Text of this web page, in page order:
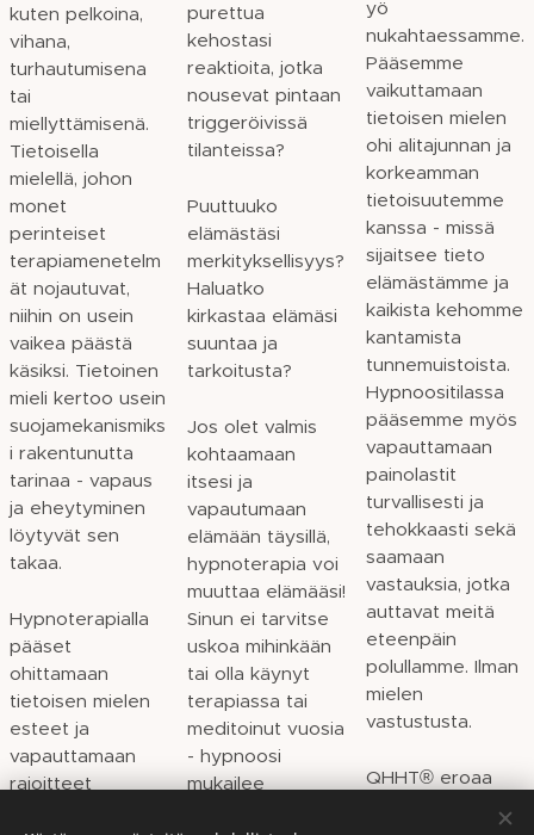
kuten pelkoina,
vihana,
turhautumisena
tai
miellyttämisenä.
Tietoisella
mielellä, johon
monet
perinteiset
terapiamenetelm
ät nojautuvat,
niihin on usein
vaikea päästä
käsiksi. Tietoinen
mieli kertoo usein
suojamekanismiks
i rakentunutta
tarinaa - vapaus
ja eheytyminen
löytyvät sen
takaa.
Hypnoterapialla
pääset
ohittamaan
tietoisen mielen
esteet ja
vapauttamaan
rajoitteet
purettua
kehostasi
reaktioita, jotka
nousevat pintaan
triggeröivissä
tilanteissa?
Puuttuuko
elämästäsi
merkityksellisyys?
Haluatko
kirkastaa elämäsi
suuntaa ja
tarkoitusta?
Jos olet valmis
kohtaamaan
itsesi ja
vapautumaan
elämään täysillä,
hypnoterapia voi
muuttaa elämääsi!
Sinun ei tarvitse
uskoa mihinkään
tai olla käynyt
terapiassa tai
meditoinut vuosia
- hypnoosi
mukailee
yö
nukahtaessamme.
Pääsemme
vaikuttamaan
tietoisen mielen
ohi alitajunnan ja
korkeamman
tietoisuutemme
kanssa - missä
sijaitsee tieto
elämästämme ja
kaikista kehomme
kantamista
tunnemuistoista.
Hypnoositilassa
pääsemme myös
vapauttamaan
painolastit
turvallisesti ja
tehokkaasti sekä
saamaan
vastauksia, jotka
auttavat meitä
eteenpäin
polullamme. Ilman
mielen
vastustusta.
QHHT® eroaa